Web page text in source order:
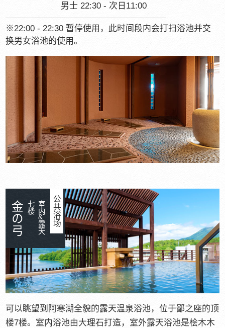
男士 22:30 - 次日11:00
※22:00 - 22:30 暂停使用，此时间段内会打扫浴池并交
换男女浴池的使用。
公共浴场
室内
&
露天
七楼
金の弓
可以眺望到阿寒湖全貌的露天温泉浴池，位于鄙之座的顶
楼7楼。室内浴池由大理石打造，室外露天浴池是桧木木